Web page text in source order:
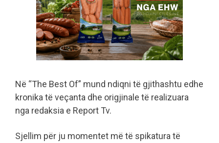
Në “The Best Of” mund ndiqni të gjithashtu edhe
kronika të veçanta dhe origjinale të realizuara
nga redaksia e Report Tv.
Sjellim për ju momentet më të spikatura të